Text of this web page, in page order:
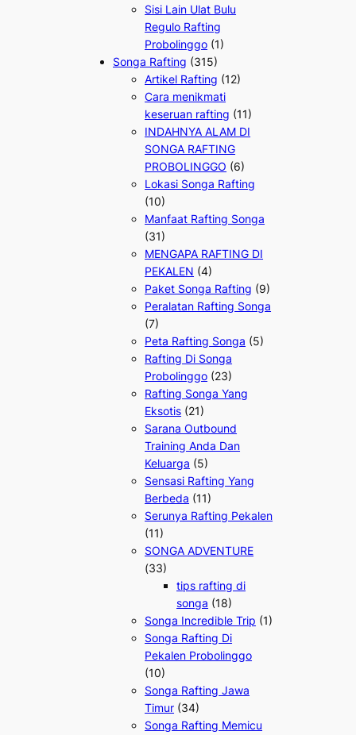
Sisi Lain Ulat Bulu
Regulo Rafting
Probolinggo (1)
Songa Rafting (315)
Artikel Rafting (12)
Cara menikmati
keseruan rafting (11)
INDAHNYA ALAM DI
SONGA RAFTING
PROBOLINGGO (6)
Lokasi Songa Rafting
(10)
Manfaat Rafting Songa
(31)
MENGAPA RAFTING DI
PEKALEN (4)
Paket Songa Rafting (9)
Peralatan Rafting Songa
(7)
Peta Rafting Songa (5)
Rafting Di Songa
Probolinggo (23)
Rafting Songa Yang
Eksotis (21)
Sarana Outbound
Training Anda Dan
Keluarga (5)
Sensasi Rafting Yang
Berbeda (11)
Serunya Rafting Pekalen
(11)
SONGA ADVENTURE
(33)
tips rafting di
songa (18)
Songa Incredible Trip (1)
Songa Rafting Di
Pekalen Probolinggo
(10)
Songa Rafting Jawa
Timur (34)
Songa Rafting Memicu